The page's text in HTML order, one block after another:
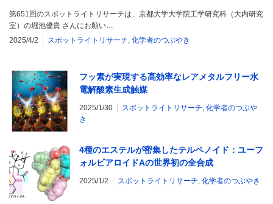
第651回のスポットライトリサーチは、京都大学大学院工学研究科（大内研究
室）の堀池優貴 さんにお願い…
2025/4/2
スポットライトリサーチ 化学者のつぶやき
フッ素が実現する高効率なレアメタルフリー水
電解酸素生成触媒
2025/1/30 スポットライトリサーチ 化学者のつぶや
き
4種のエステルが密集したテルペノイド：ユーフ
ォルビアロイドAの世界初の全合成
2025/1/2 スポットライトリサーチ 化学者のつぶやき